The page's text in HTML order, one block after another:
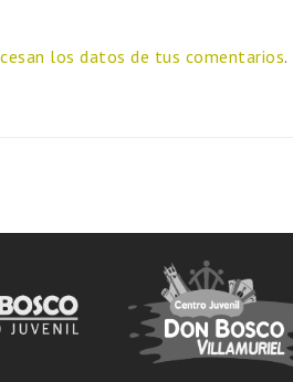
los datos de tus comentarios.